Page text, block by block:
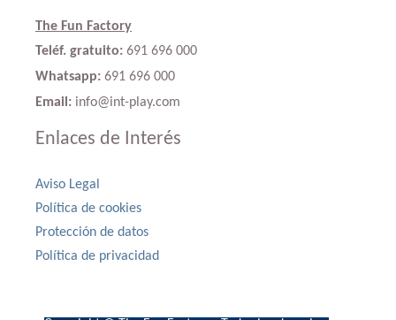
The Fun Factory
Teléf. gratuito: 691 696 000
Whatsapp: 691 696 000
Email: info@int-play.com
Enlaces de Interés
Aviso Legal
Política de cookies
Protección de datos
Política de privacidad